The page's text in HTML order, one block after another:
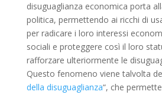
disuguaglianza economica porta
politica, permettendo ai ricchi di
per radicare i loro interessi
sociali e proteggere così il loro
rafforzare ulteriormente le
Questo fenomeno viene talvolta
della disuguaglianza“, che